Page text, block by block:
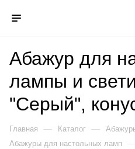
Абажур для
лампы и
"Серый",
Главная — Каталог —
Абажуры для настольных ламп